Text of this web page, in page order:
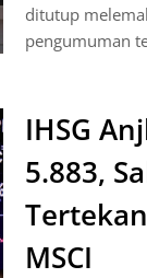
ditutup
pengumuman
IHSG
5.883,
MSCI